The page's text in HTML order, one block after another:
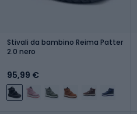
Stivali da bambino Reima Patter
2.0 nero
95,99 €